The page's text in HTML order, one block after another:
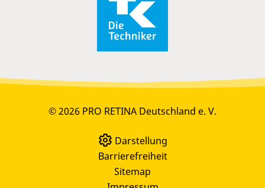
© 2026 PRO RETINA Deutschland e. V.
Darstellung
Barrierefreiheit
Sitemap